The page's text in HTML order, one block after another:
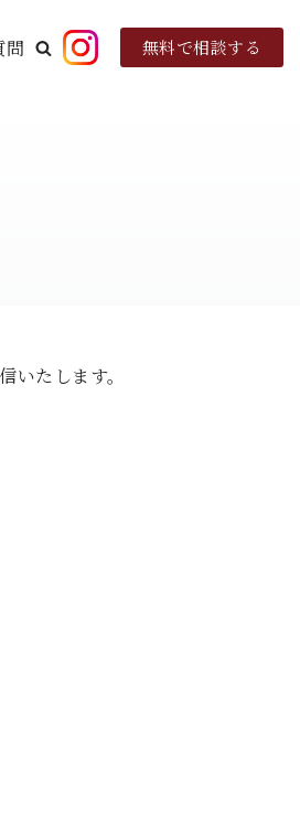
問 無料で相談する
たします。